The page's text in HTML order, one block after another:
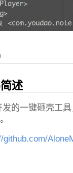
述
的一键砸壳工
github.com/